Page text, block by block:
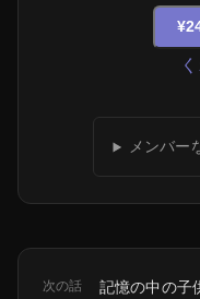
メンバー
次の話 記憶の中の子